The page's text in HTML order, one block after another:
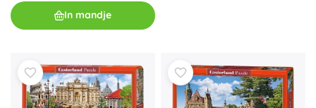
In mandje